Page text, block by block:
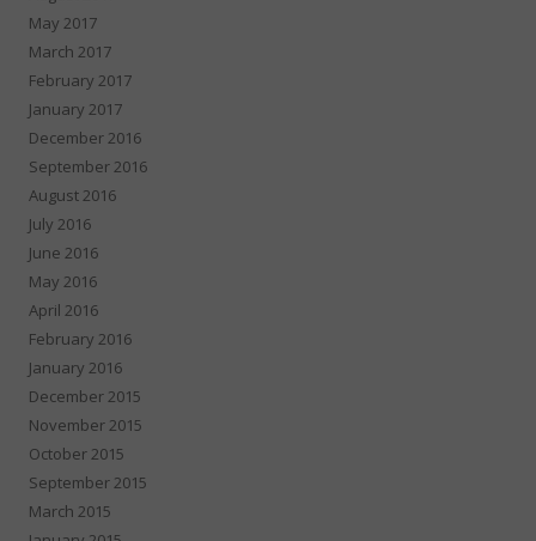
May 2017
March 2017
February 2017
January 2017
December 2016
September 2016
August 2016
July 2016
June 2016
May 2016
April 2016
February 2016
January 2016
December 2015
November 2015
October 2015
September 2015
March 2015